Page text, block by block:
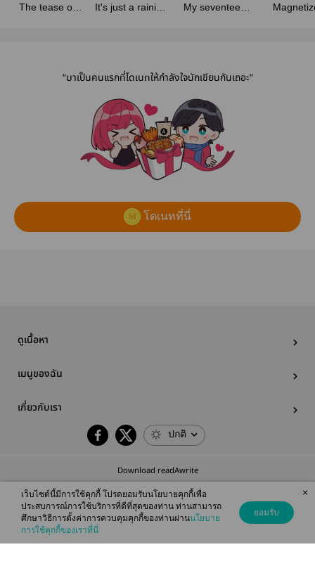
The tease of
It's just a raining
My seventeen
“มาเป็นคนแรกที่โดเนทให้กำลังใจนักเขียนกันเถอะ”
โดเนทที่นี่
ดูเนื้อหา
เมนูของฉัน
เกี่ยวกับเรา
ปกติ
Download readAwrite
© 2026 readAwrite.com by MEB Corporation Public Company Limited
This site is protected by reCAPTCHA and the Google
เว็บไซต์นี้มีการใช้คุกกี้ โปรดยอมรับนโยบายคุกกี้เพื่อ
ประสบการณ์การใช้บริการที่ดีที่สุดของท่าน ท่านสามารถ
ศึกษาวิธีการตั้งค่าการควบคุมคุกกี้ของท่านผ่านนโยบาย
การใช้คุกกี้ของเราที่นี่
ยอมรับ
×